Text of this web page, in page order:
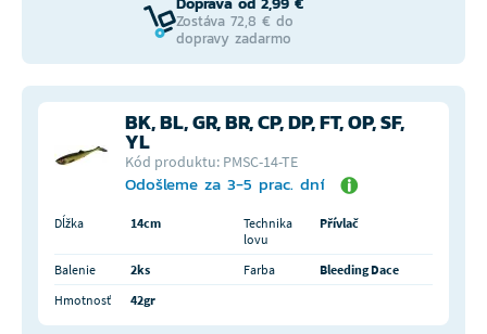
Zostáva 72,8 € do
dopravy zadarmo
BK, BL, GR, BR, CP, DP, FT, OP, SF,
YL
Kód produktu: PMSC-14-TE
Odošleme za 3-5 prac. dní
Dĺžka 14cm
Technika
lovu
Přívlač
Balenie 2ks Farba
Bleeding Dace
Hmotnosť
42gr